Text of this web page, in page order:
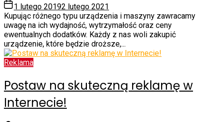
1 lutego 20192 lutego 2021
Kupując różnego typu urządzenia i maszyny zawracamy
uwagę na ich wydajność, wytrzymałość oraz ceny
ewentualnych dodatków. Każdy z nas woli zakupić
urządzenie, które będzie droższe,...
Reklama
Postaw na skuteczną reklamę w
Internecie!